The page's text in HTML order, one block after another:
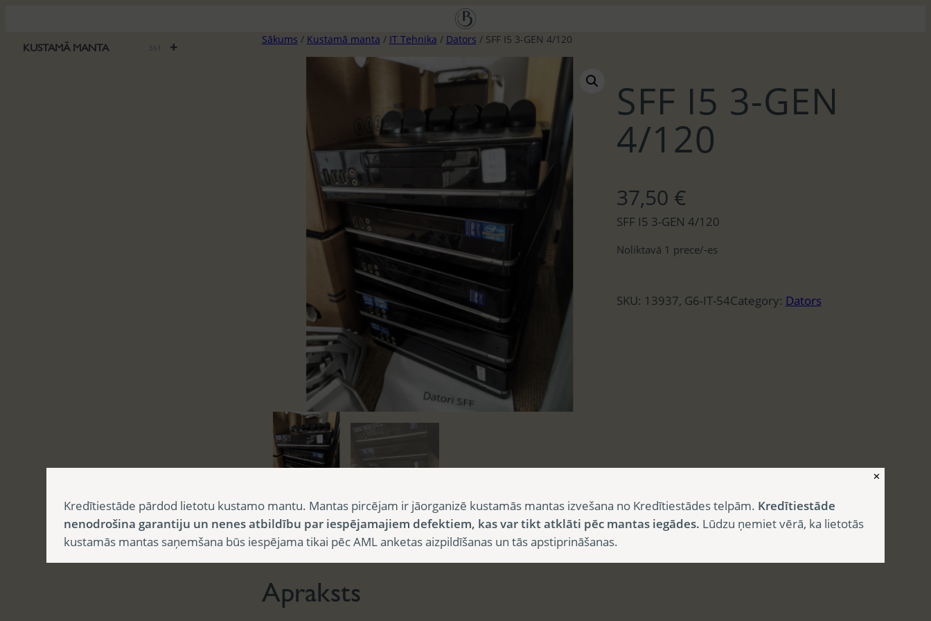
saturu
+
KUSTAMĀ MANTA
Sākums / Kustamā manta / IT Tehnika / Dators / SFF I5 3-GEN 4/120
SFF I5 3-GEN
4/120
37,50 €
SFF I5 3-GEN 4/120
Noliktavā 1 prece/-es
SKU: 13937, G6-IT-54Category: Dators
Apraksts
Apraksts
✕
Kredītiestāde pārdod lietotu kustamo mantu. Mantas pircējam ir jāorganizē kustamās mantas izvešana no Kredītiestādes telpām. Kredītiestāde
nenodrošina garantiju un nenes atbildību par iespējamajiem defektiem, kas var tikt atklāti pēc mantas iegādes. Lūdzu ņemiet vērā, ka lietotās
kustamās mantas saņemšana būs iespējama tikai pēc AML anketas aizpildīšanas un tās apstiprināšanas.